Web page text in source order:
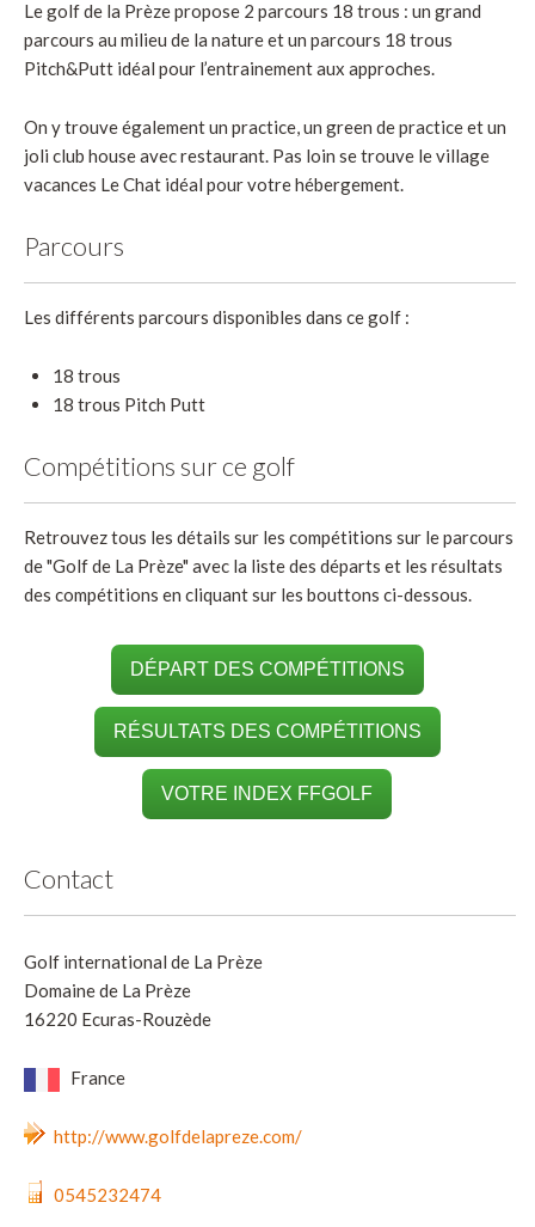
Le golf de la Prèze propose 2 parcours 18 trous : un grand
parcours au milieu de la nature et un parcours 18 trous
Pitch&Putt idéal pour l’entrainement aux approches.
On y trouve également un practice, un green de practice et un
joli club house avec restaurant. Pas loin se trouve le village
vacances Le Chat idéal pour votre hébergement.
Parcours
Les différents parcours disponibles dans ce golf :
18 trous
18 trous Pitch Putt
Compétitions sur ce golf
Retrouvez tous les détails sur les compétitions sur le parcours
de "Golf de La Prèze" avec la liste des départs et les résultats
des compétitions en cliquant sur les bouttons ci-dessous.
DÉPART DES COMPÉTITIONS
RÉSULTATS DES COMPÉTITIONS
VOTRE INDEX FFGOLF
Contact
Golf international de La Prèze
Domaine de La Prèze
16220 Ecuras-Rouzède
France
http://www.golfdelapreze.com/
0545232474